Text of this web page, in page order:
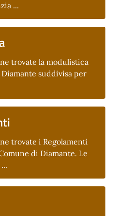
...
trovate la modulistica
suddivisa per
trovate i Regolamenti
di Diamante. Le